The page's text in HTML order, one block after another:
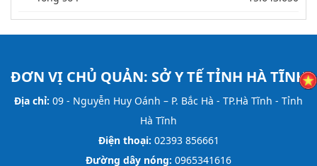
ĐƠN VỊ CHỦ QUẢN: SỞ Y TẾ TỈNH HÀ TĨNH
Địa chỉ: 09 - Nguyễn Huy Oánh – P. Bắc Hà - TP.Hà Tĩnh - Tỉnh
Hà Tĩnh
Điện thoại: 02393 856661
Đường dây nóng: 0965341616